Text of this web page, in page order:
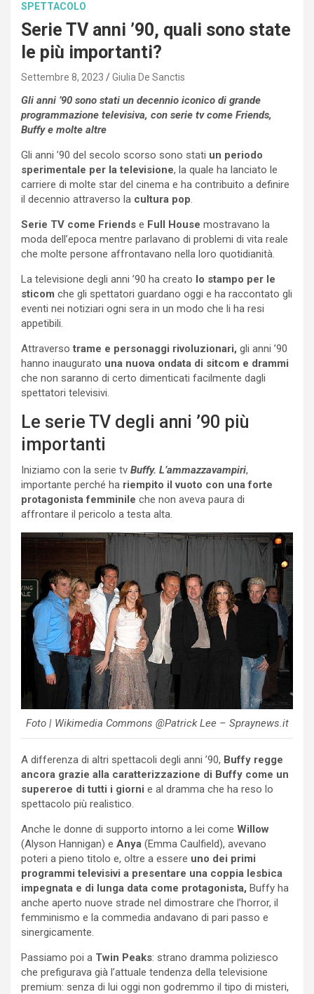
SPETTACOLO
Serie TV anni ’90, quali sono state
le più importanti?
Settembre 8, 2023 Giulia De Sanctis
Gli anni ’90 sono stati un decennio iconico di grande
programmazione televisiva, con serie tv come Friends,
Buffy e molte altre
Gli anni ’90 del secolo scorso sono stati un periodo
sperimentale per la televisione, la quale ha lanciato le
carriere di molte star del cinema e ha contribuito a definire
il decennio attraverso la cultura pop.
Serie TV come Friends e Full House mostravano la
moda dell’epoca mentre parlavano di problemi di vita reale
che molte persone affrontavano nella loro quotidianità.
La televisione degli anni ’90 ha creato lo stampo per le
sticom che gli spettatori guardano oggi e ha raccontato gli
eventi nei notiziari ogni sera in un modo che li ha resi
appetibili.
Attraversotrame e personaggi rivoluzionari, gli anni ’90
hanno inaugurato una nuova ondata di sitcom e drammi
che non saranno di certo dimenticati facilmente dagli
spettatori televisivi.
Le serie TV degli anni ’90 più
importanti
Iniziamo con la serie tv Buffy. L’ammazzavampiri,
importante perché ha riempito il vuoto con una forte
protagonista femminile che non aveva paura di
affrontare il pericolo a testa alta.
Foto | Wikimedia Commons @Patrick Lee – Spraynews.it
A differenza di altri spettacoli degli anni ’90, Buffy regge
ancora grazie alla caratterizzazione di Buffy come un
supereroe di tutti i giorni e al dramma che ha reso lo
spettacolo più realistico.
Anche le donne di supporto intorno a lei come Willow
(Alyson Hannigan) e Anya (Emma Caulfield), avevano
poteri a pieno titolo e, oltre a essere uno dei primi
programmi televisivi a presentare una coppia lesbica
impegnata e di lunga data come protagonista, Buffy ha
anche aperto nuove strade nel dimostrare che l’horror, il
femminismo e la commedia andavano di pari passo e
sinergicamente.
Passiamo poi a Twin Peaks: strano dramma poliziesco
che prefigurava già l’attuale tendenza della televisione
premium: senza di lui oggi non godremmo il tipo di misteri,